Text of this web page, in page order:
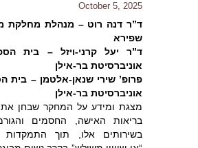
October 5, 2025
ד”ר דנה רוט – מנהלת מחלקת
שפירא
ד”ר יעל קרני-ויזל – בית
אוניברסיטת בר-אילן
פרופ’ שירי שנאן-אלטמן – בית
אוניברסיטת בר-אילן
מצגת ומידע על המחקר שבחן את
בריאות האישה, החסמים
בשירותים אלו, תוך